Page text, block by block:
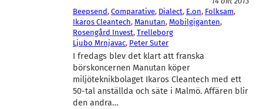
Beepsend, Comparative, Dialect, E.on, Folksam
Ikaros Cleantech, Manutan, Mobilgiganten
Rosengård Invest, Trelleborg
Ljubo Mrnjavac, Peter Suter
I fredags blev det klart att franska
börskoncernen Manutan köper
miljöteknikbolaget Ikaros Cleantech med ett
50-tal anställda och säte i Malmö. Affären blir
den andra…